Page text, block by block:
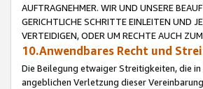
AUFTRAGNEHMER. WIR UND UNSERE
GERICHTLICHE SCHRITTE EINLEITEN UND
VERTEIDIGEN, ODER UM RECHTE AUCH
10.Anwendbares Recht und
Die Beilegung etwaiger Streitigkeiten, die
angeblichen Verletzung dieser